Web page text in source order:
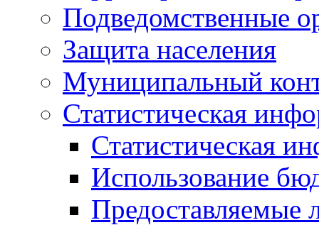
Подведомственные
Защита населения
Муниципальный
Статистическая
Статистическая
Использование
Предоставляемые